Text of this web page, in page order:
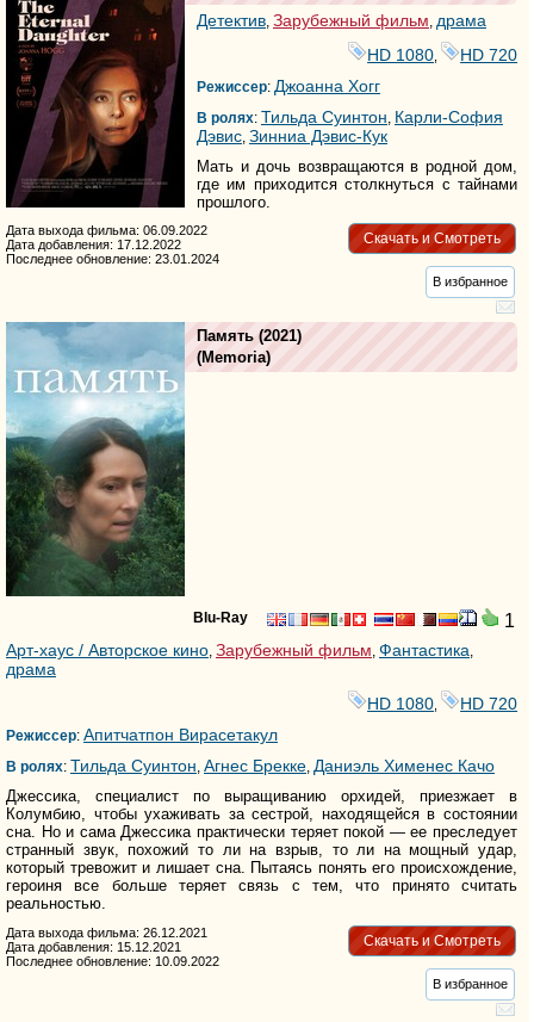
Детектив Зарубежный фильм драма
HD 1080
HD 720
Режиссер: Джоанна Хогг
В ролях: Тильда Суинтон Карли-София
Дэвис Зинниа Дэвис-Кук
Мать и дочь возвращаются в родной дом,
где им приходится столкнуться с тайнами
прошлого.
Скачать и Смотреть
Дата выхода фильма: 06.09.2022
Дата добавления: 17.12.2022
Последнее обновление: 23.01.2024
В избранное
Blu-Ray 1
Память (2021)
(Memoria)
Арт-хаус / Авторское кино, Зарубежный фильм, Фантастика,
драма
HD 1080
HD 720
Режиссер: Апитчатпон Вирасетакул
В ролях: Тильда Суинтон, Агнес Брекке, Даниэль Хименес Качо
Джессика, специалист по выращиванию орхидей, приезжает в
Колумбию, чтобы ухаживать за сестрой, находящейся в состоянии
сна. Но и сама Джессика практически теряет покой — ее преследует
странный звук, похожий то ли на взрыв, то ли на мощный удар,
который тревожит и лишает сна. Пытаясь понять его происхождение,
героиня все больше теряет связь с тем, что принято считать
реальностью.
Скачать и Смотреть
Дата выхода фильма: 26.12.2021
Дата добавления: 15.12.2021
Последнее обновление: 10.09.2022
В избранное